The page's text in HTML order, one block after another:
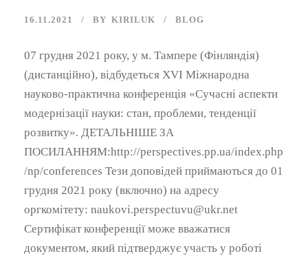
16.11.2021 BY KIRILUK BLOG
07 грудня 2021 року, у м. Тампере (Фінляндія)
(дистанційно), відбудеться ХVІ Міжнародна
науково-практична конференція «Сучасні аспекти
модернізації науки: стан, проблеми, тенденції
розвитку». ДЕТАЛЬНІШЕ ЗА
ПОСИЛАННЯМ:http://perspectives.pp.ua/index.php
/np/conferences Тези доповідей приймаються до 01
грудня 2021 року (включно) на адресу
оргкомітету: naukovi.perspectuvu@ukr.net
Сертифікат конференції може вважатися
документом, який підтверджує участь у роботі